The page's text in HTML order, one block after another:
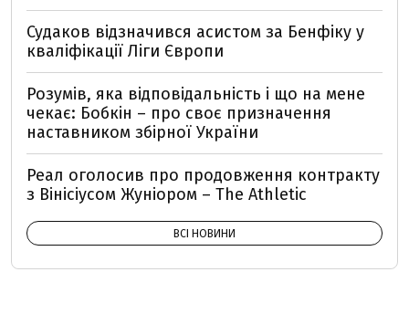
Судаков відзначився асистом за Бенфіку у
кваліфікації Ліги Європи
Розумів, яка відповідальність і що на мене
чекає: Бобкін – про своє призначення
наставником збірної України
Реал оголосив про продовження контракту
з Вінісіусом Жуніором – The Athletiс
ВСІ НОВИНИ